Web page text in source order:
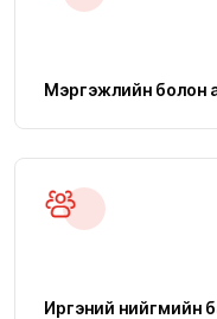
Мэргэжлийн болон
Иргэний нийгмийн